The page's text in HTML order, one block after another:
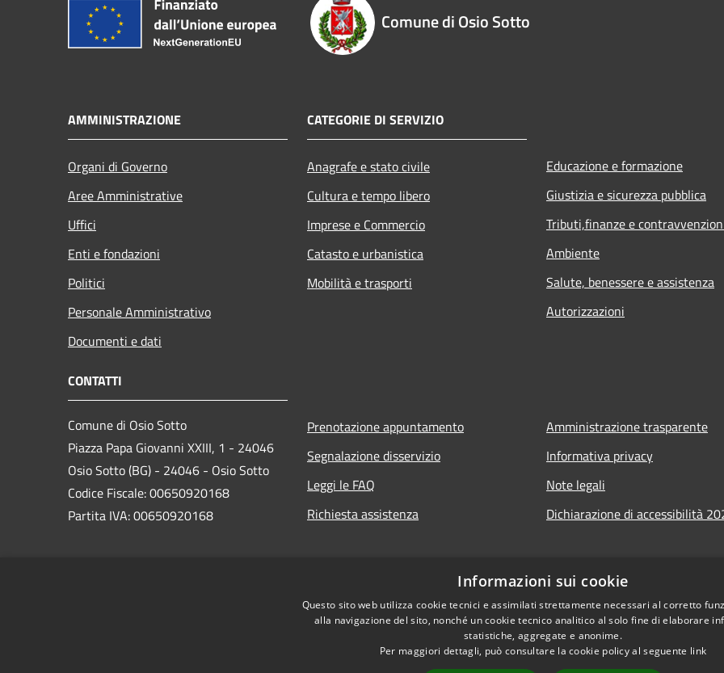
Comune di Osio Sotto
AMMINISTRAZIONE
Organi di Governo
Aree Amministrative
Uffici
Enti e fondazioni
Politici
Personale Amministrativo
Documenti e dati
CATEGORIE DI SERVIZIO
Anagrafe e stato civile
Cultura e tempo libero
Imprese e Commercio
Catasto e urbanistica
Mobilità e trasporti
Educazione e formazione
Giustizia e sicurezza pubblica
Tributi,finanze e
Ambiente
Salute, benessere e assistenza
Autorizzazioni
CONTATTI
Comune di Osio Sotto
Piazza Papa Giovanni XXIII, 1 - 24046
Osio Sotto (BG) - 24046 - Osio Sotto
Codice Fiscale: 00650920168
Partita IVA: 00650920168
Prenotazione appuntamento
Segnalazione disservizio
Leggi le FAQ
Richiesta assistenza
Amministrazione trasparente
Informativa privacy
Note legali
Dichiarazione di accessibilità
Informazioni sui cookie
Questo sito web utilizza cookie tecnici e assimilati strettamente necessari al corretto
alla navigazione del sito, nonché un cookie tecnico analitico al solo fine di elaborare
statistiche, aggregate e anonime.
Per maggiori dettagli, può consultare la cookie policy al seguente link